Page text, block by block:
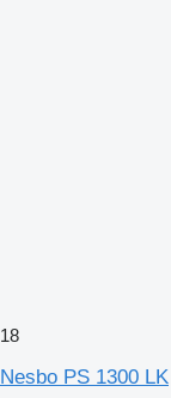
18
Nesbo PS 1300 LK